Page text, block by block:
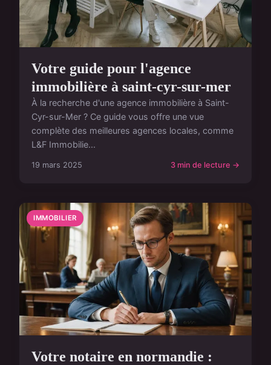
Votre guide pour l'agence
immobilière à saint-cyr-sur-mer
À la recherche d'une agence immobilière à Saint-
Cyr-sur-Mer ? Ce guide vous offre une vue
complète des meilleures agences locales, comme
L&F Immobilie...
19 mars 2025 3 min de lecture →
IMMOBILIER
Votre notaire en normandie :